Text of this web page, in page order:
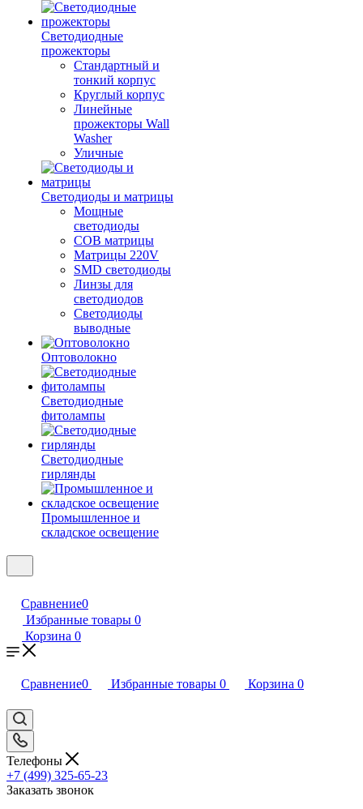
Светодиодные
прожекторы
Стандартный и
тонкий корпус
Круглый корпус
Линейные
прожекторы Wall
Washer
Уличные
Светодиоды и матрицы
Мощные
светодиоды
COB матрицы
Матрицы 220V
SMD светодиоды
Линзы для
светодиодов
Светодиоды
выводные
Оптоволокно
Светодиодные
фитолампы
Светодиодные
гирлянды
Промышленное и
складское освещение
Сравнение0
Избранные товары 0
Корзина 0
Сравнение0 Избранные товары 0 Корзина 0
Телефоны
+7 (499) 325-65-23
Заказать звонок